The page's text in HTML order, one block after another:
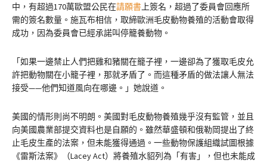
中，有超過170萬歐盟公民在請願書 上簽名，超過了委員會回應所
需的簽名數量。施瓦布相信，取締歐洲毛皮動物養殖的活動會取得
成功，因為委員會已經承諾叫停籠養動物。
「如果一邊禁止人們把雞和豬關在籠子裡，一邊卻為了獲取毛皮允
許把動物關在小籠子裡，那就矛盾了。而這種矛盾的做法讓人無法
接受——他們知道風向在哪邊。」她說道。
美國的情形則尚不明朗。美國對毛皮動物養殖幾乎沒有監管，並且
向美國農業部提交資料也是自願的。雖然華盛頓和俄勒岡提出了終
止毛皮生產的法案，但未能獲得通過。一些動物保護組織試圖根據
《雷斯法案》（Lacey Act）將養殖水貂列為「有害」，但也未能成